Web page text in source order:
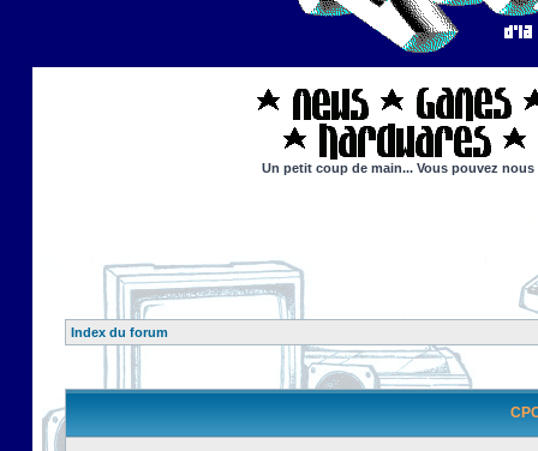
Un petit coup de main... Vous pouvez
Index du forum